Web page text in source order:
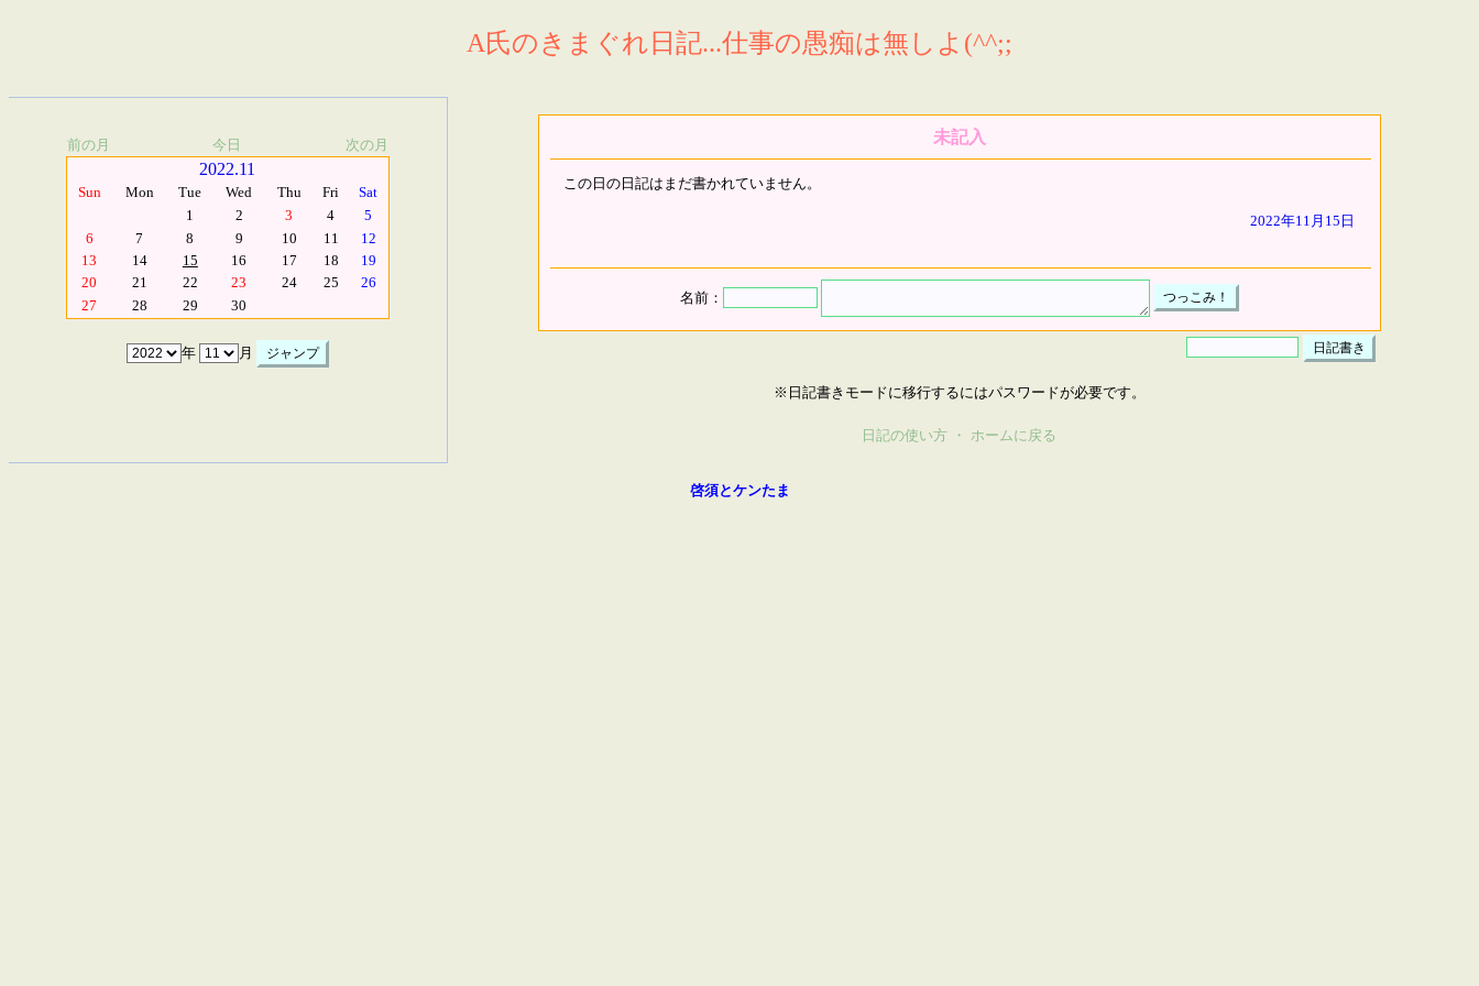
A氏のきまぐれ日記...仕事の愚痴は無しよ(^^;;
前の月 今日 次の月
2022.11
Sun Mon Tue Wed Thu Fri
Sat
1
2 3 4
5
6
7 8 9 10 11
12
13
14 15 16 17 18
19
20
21 22 23 24 25
26
27
28 29 30
年 月
未記入
この日の日記はまだ書かれていません。
2022年11月15日
名前：
※日記書きモードに移行するにはパスワードが必要です。
日記の使い方 ・ ホームに戻る
啓須とケンたま